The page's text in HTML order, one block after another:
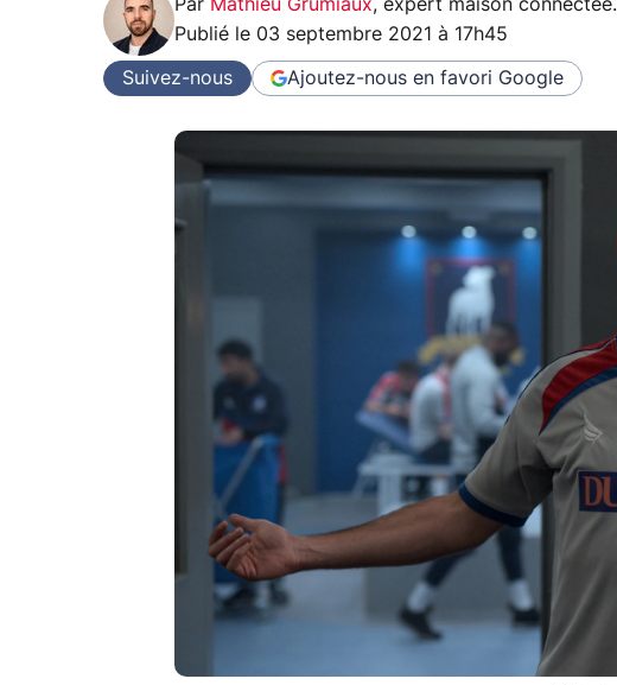
Par Mathieu Grumiaux, expert maison connectée.
Publié le 03 septembre 2021 à 17h45
Suivez-nous Ajoutez-nous en favori Google